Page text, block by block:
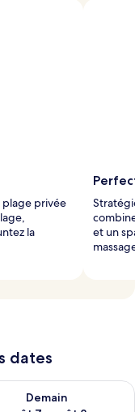
plage privée
la
et un
dates
- août 7
Demain
la disponibilité pour